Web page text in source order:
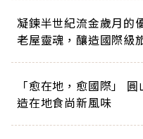
凝鍊半世紀流金歲月的
老屋靈魂，釀造國際級
「愈在地，愈國際」
造在地食尚新風味